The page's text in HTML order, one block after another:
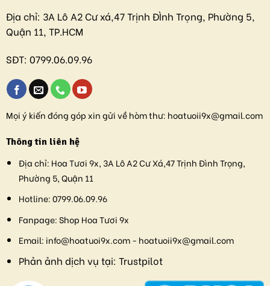
Địa chỉ: 3A Lô A2 Cư xá,47 Trịnh ĐÌnh Trọng, Phường 5,
Quận 11, TP.HCM
SĐT: 0799.06.09.96
Mọi ý kiến đóng góp xin gửi về hòm thư: hoatuoii9x@gmail.com
Thông tin liên hệ
Địa chỉ: Hoa Tươi 9x, 3A Lô A2 Cư Xá,47 Trịnh Đình Trọng,
Phường 5, Quận 11
Hotline:0799.06.09.96
Fanpage:Shop Hoa Tươi 9x
Email: info@hoatuoi9x.com - hoatuoii9x@gmail.com
Phản ảnh dịch vụ tại: Trustpilot